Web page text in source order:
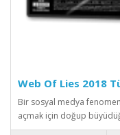
Web Of Lies 2018
Bir sosyal medya
açmak için doğup